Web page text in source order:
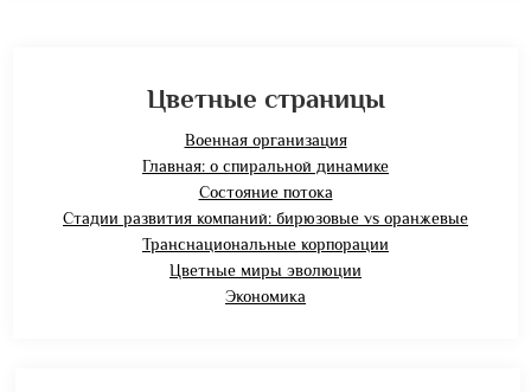
Цветные страницы
Военная организация
Главная: о спиральной динамике
Состояние потока
Стадии развития компаний: бирюзовые vs оранжевые
Транснациональные корпорации
Цветные миры эволюции
Экономика